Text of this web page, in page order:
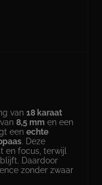
van18 karaat
8,5 mm en een
eenechte
. Deze
en focus, terwijl
Daardoor
zonder zwaar